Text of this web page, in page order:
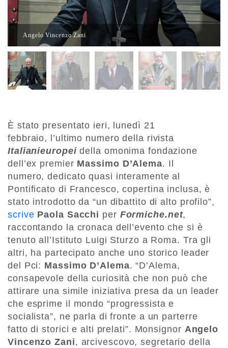
Angelo Vincenzo Zani
È stato presentato ieri, lunedì 21
febbraio, l’ultimo numero della rivista
Italianieuropeidella omonima fondazione
dell’ex premier Massimo D’Alema. Il
numero, dedicato quasi interamente al
Pontificato di Francesco, copertina inclusa, è
stato introdotto da “un dibattito di alto profilo”,
scrive Paola Sacchi per Formiche.net,
raccontando la cronaca dell’evento che si è
tenuto all’Istituto Luigi Sturzo a Roma. Tra gli
altri, ha partecipato anche uno storico leader
del Pci: Massimo D’Alema. “D’Alema,
consapevole della curiosità che non può che
attirare una simile iniziativa presa da un leader
che esprime il mondo “progressista e
socialista”, ne parla di fronte a un parterre
fatto di storici e alti prelati”. Monsignor Angelo
Vincenzo Zani, arcivescovo, segretario della